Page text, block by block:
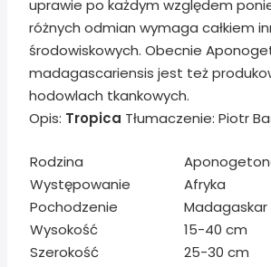
uprawie po każdym względem
różnych odmian wymaga całkiem
środowiskowych. Obecnie
madagascariensis jest też
hodowlach tkankowych.
Opis: Tropica Tłumaczenie: Piotr
Rodzina
Występowanie
Afryka
Pochodzenie
Madagaskar
Wysokość
15-40 cm
Szerokość
25-30 cm